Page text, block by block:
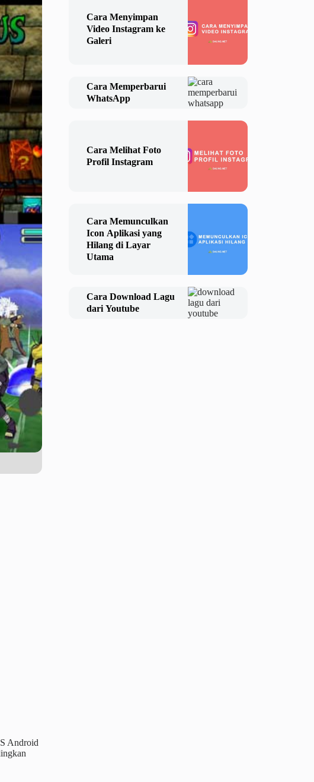
Android
Cara Menyimpan
Video Instagram ke
Galeri
Cara Memperbarui
WhatsApp
Cara Melihat Foto
Profil Instagram
Cara Memunculkan
Icon Aplikasi yang
Hilang di Layar
Utama
Cara Download Lagu
dari Youtube